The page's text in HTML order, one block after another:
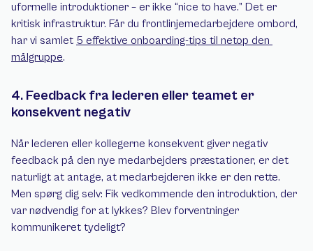
uformelle introduktioner – er ikke “nice to have.” Det er
kritisk infrastruktur. Får du frontlinjemedarbejdere ombord,
har vi samlet 5 effektive onboarding-tips til netop den
målgruppe.
4. Feedback fra lederen eller teamet er
konsekvent negativ
Når lederen eller kollegerne konsekvent giver negativ
feedback på den nye medarbejders præstationer, er det
naturligt at antage, at medarbejderen ikke er den rette.
Men spørg dig selv: Fik vedkommende den introduktion, der
var nødvendig for at lykkes? Blev forventninger
kommunikeret tydeligt?